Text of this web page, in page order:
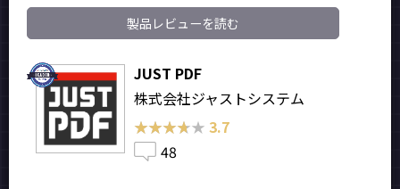
製品レビューを読む
JUST PDF
株式会社ジャストシステム
★★★★★
★★★★★ 3.7
48